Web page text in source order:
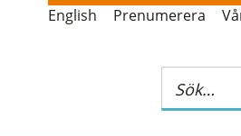
English Prenumerera